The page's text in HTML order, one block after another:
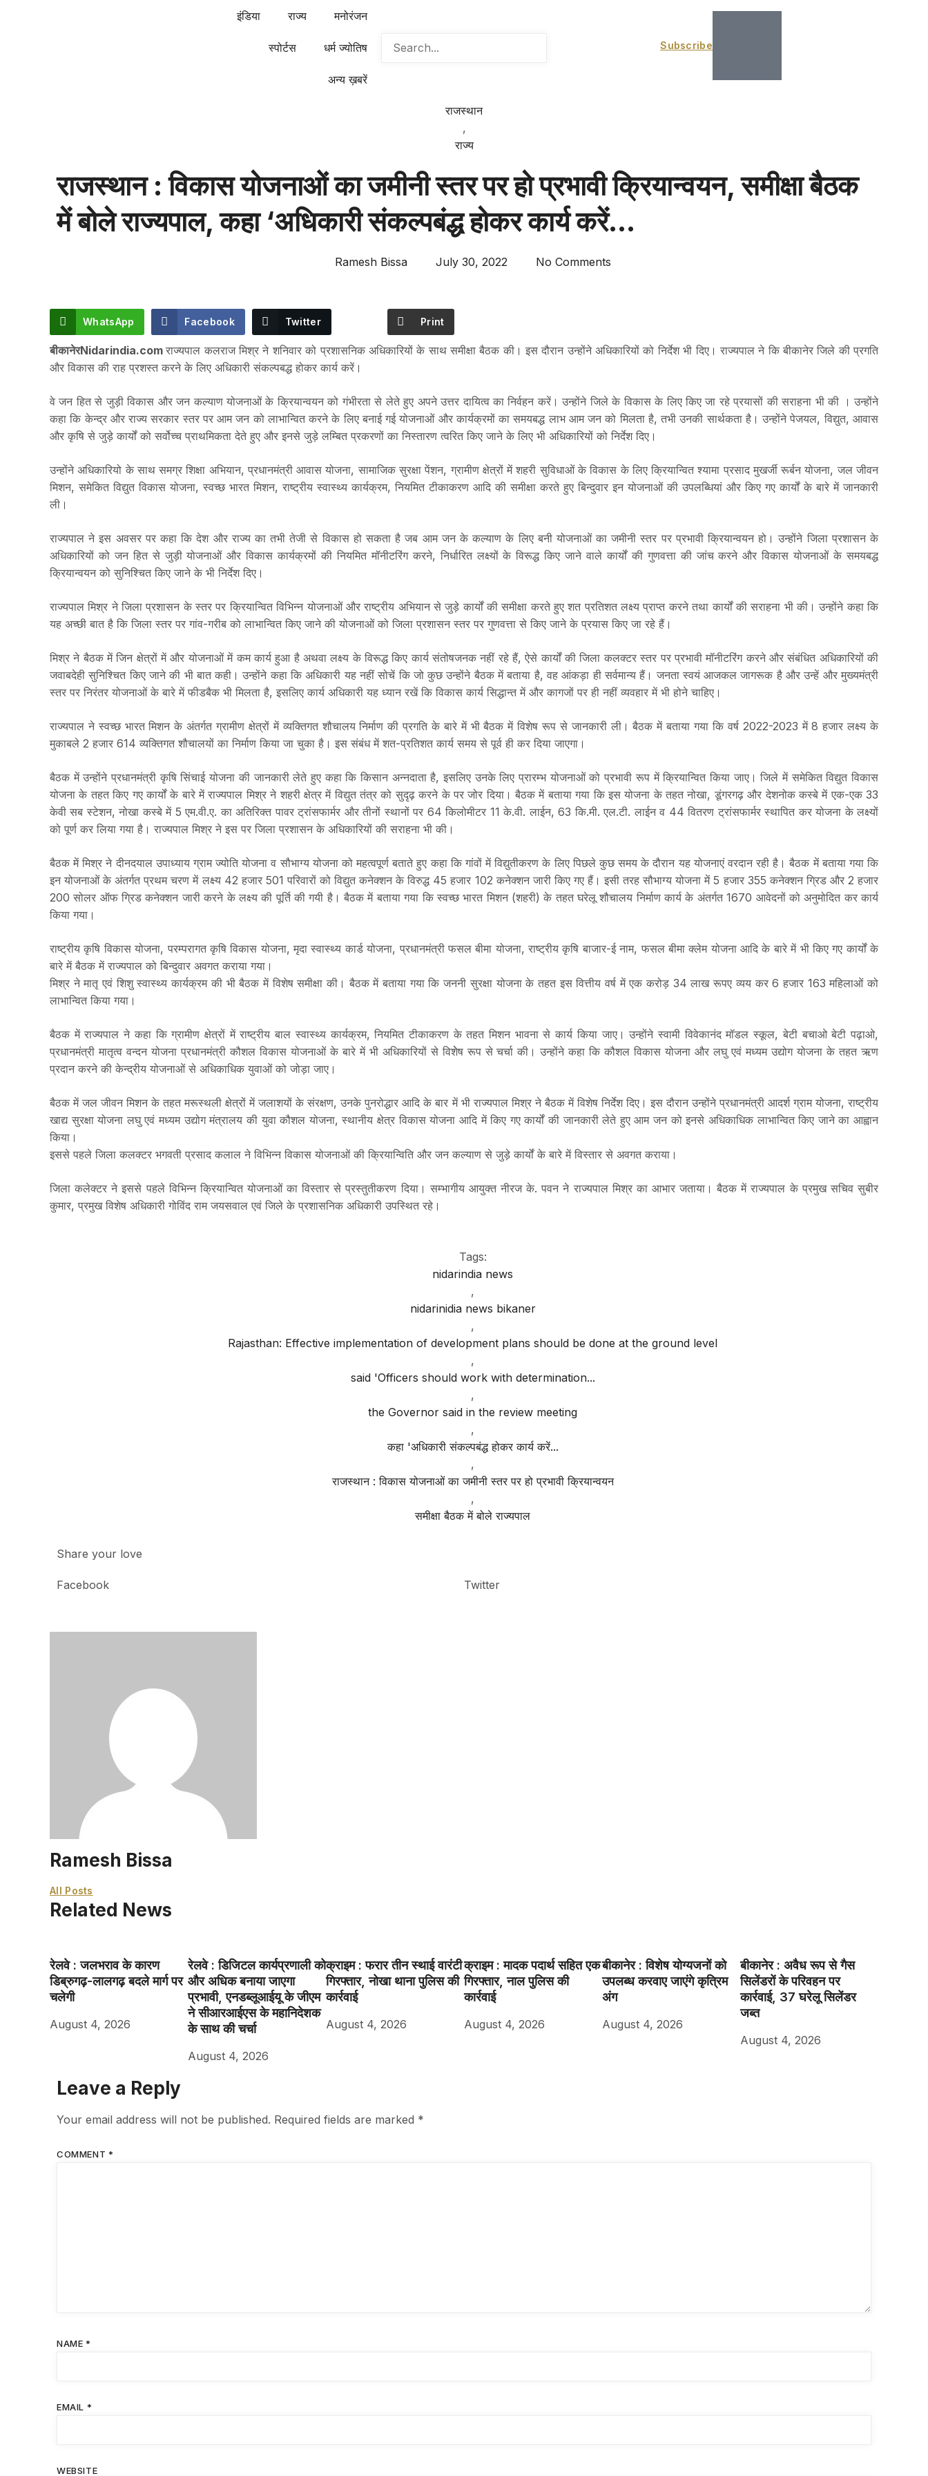
इंडिया राज्य मनोरंजन
स्पोर्टस धर्म ज्योतिष
अन्य ख़बरें
Subscribe
राजस्थान
,
राज्य
राजस्थान : विकास योजनाओं का जमीनी स्तर पर हो प्रभावी क्रियान्वयन, समीक्षा बैठक
में बोले राज्यपाल, कहा ‘अधिकारी संकल्पबंद्ध होकर कार्य करें…
Ramesh Bissa July 30, 2022 No Comments
WhatsApp Facebook Twitter Print
बीकानेरNidarindia.comराज्यपाल कलराज मिश्र ने शनिवार को प्रशासनिक अधिकारियों के साथ समीक्षा बैठक की। इस दौरान उन्होंने अधिकारियों को निर्देश भी दिए। राज्यपाल ने कि बीकानेर जिले की प्रगति
और विकास की राह प्रशस्त करने के लिए अधिकारी संकल्पबद्ध होकर कार्य करें।
वे जन हित से जुड़ी विकास और जन कल्याण योजनाओं के क्रियान्वयन को गंभीरता से लेते हुए अपने उत्तर दायित्व का निर्वहन करें। उन्होंने जिले के विकास के लिए किए जा रहे प्रयासों की सराहना भी की । उन्होंने
कहा कि केन्द्र और राज्य सरकार स्तर पर आम जन को लाभान्वित करने के लिए बनाई गई योजनाओं और कार्यक्रमों का समयबद्ध लाभ आम जन को मिलता है, तभी उनकी सार्थकता है। उन्होंने पेजयल, विद्युत, आवास
और कृषि से जुड़े कार्यों को सर्वोच्च प्राथमिकता देते हुए और इनसे जुड़े लम्बित प्रकरणों का निस्तारण त्वरित किए जाने के लिए भी अधिकारियों को निर्देश दिए।
उन्होंने अधिकारियो के साथ समग्र शिक्षा अभियान, प्रधानमंत्री आवास योजना, सामाजिक सुरक्षा पेंशन, ग्रामीण क्षेत्रों में शहरी सुविधाओं के विकास के लिए क्रियान्वित श्यामा प्रसाद मुखर्जी रूर्बन योजना, जल जीवन
मिशन, समेकित विद्युत विकास योजना, स्वच्छ भारत मिशन, राष्ट्रीय स्वास्थ्य कार्यक्रम, नियमित टीकाकरण आदि की समीक्षा करते हुए बिन्दुवार इन योजनाओं की उपलब्धियां और किए गए कार्यों के बारे में जानकारी
ली।
राज्यपाल ने इस अवसर पर कहा कि देश और राज्य का तभी तेजी से विकास हो सकता है जब आम जन के कल्याण के लिए बनी योजनाओं का जमीनी स्तर पर प्रभावी क्रियान्वयन हो। उन्होंने जिला प्रशासन के
अधिकारियों को जन हित से जुड़ी योजनाओं और विकास कार्यक्रमों की नियमित मॉनीटरिंग करने, निर्धारित लक्ष्यों के विरूद्ध किए जाने वाले कार्यों की गुणवत्ता की जांच करने और विकास योजनाओं के समयबद्ध
क्रियान्वयन को सुनिश्चित किए जाने के भी निर्देश दिए।
राज्यपाल मिश्र ने जिला प्रशासन के स्तर पर क्रियान्वित विभिन्न योजनाओं और राष्ट्रीय अभियान से जुड़े कार्यों की समीक्षा करते हुए शत प्रतिशत लक्ष्य प्राप्त करने तथा कार्यों की सराहना भी की। उन्होंने कहा कि
यह अच्छी बात है कि जिला स्तर पर गांव-गरीब को लाभान्वित किए जाने की योजनाओं को जिला प्रशासन स्तर पर गुणवत्ता से किए जाने के प्रयास किए जा रहे हैं।
मिश्र ने बैठक में जिन क्षेत्रों में और योजनाओं में कम कार्य हुआ है अथवा लक्ष्य के विरूद्ध किए कार्य संतोषजनक नहीं रहे हैं, ऐसे कार्यों की जिला कलक्टर स्तर पर प्रभावी मॉनीटरिंग करने और संबंधित अधिकारियों की
जवाबदेही सुनिश्चित किए जाने की भी बात कही। उन्होंने कहा कि अधिकारी यह नहीं सोचें कि जो कुछ उन्होंने बैठक में बताया है, वह आंकड़ा ही सर्वमान्य हैं। जनता स्वयं आजकल जागरूक है और उन्हें और मुख्यमंत्री
स्तर पर निरंतर योजनाओं के बारे में फीडबैक भी मिलता है, इसलिए कार्य अधिकारी यह ध्यान रखें कि विकास कार्य सिद्धान्त में और कागजों पर ही नहीं व्यवहार में भी होने चाहिए।
राज्यपाल ने स्वच्छ भारत मिशन के अंतर्गत ग्रामीण क्षेत्रों में व्यक्तिगत शौचालय निर्माण की प्रगति के बारे में भी बैठक में विशेष रूप से जानकारी ली। बैठक में बताया गया कि वर्ष 2022-2023 में 8 हजार लक्ष्य के
मुकाबले 2 हजार 614 व्यक्तिगत शौचालयों का निर्माण किया जा चुका है। इस संबंध में शत-प्रतिशत कार्य समय से पूर्व ही कर दिया जाएगा।
बैठक में उन्होंने प्रधानमंत्री कृषि सिंचाई योजना की जानकारी लेते हुए कहा कि किसान अन्नदाता है, इसलिए उनके लिए प्रारम्भ योजनाओं को प्रभावी रूप में क्रियान्वित किया जाए। जिले में समेकित विद्युत विकास
योजना के तहत किए गए कार्यों के बारे में राज्यपाल मिश्र ने शहरी क्षेत्र में विद्युत तंत्र को सुदृढ़ करने के पर जोर दिया। बैठक में बताया गया कि इस योजना के तहत नोखा, डूंगरगढ़ और देशनोक कस्बे में एक-एक 33
केवी सब स्टेशन, नोखा कस्बे में 5 एम.वी.ए. का अतिरिक्त पावर ट्रांसफार्मर और तीनों स्थानों पर 64 किलोमीटर 11 के.वी. लाईन, 63 कि.मी. एल.टी. लाईन व 44 वितरण ट्रांसफार्मर स्थापित कर योजना के लक्ष्यों
को पूर्ण कर लिया गया है। राज्यपाल मिश्र ने इस पर जिला प्रशासन के अधिकारियों की सराहना भी की।
बैठक में मिश्र ने दीनदयाल उपाध्याय ग्राम ज्योति योजना व सौभाग्य योजना को महत्वपूर्ण बताते हुए कहा कि गांवों में विद्युतीकरण के लिए पिछले कुछ समय के दौरान यह योजनाएं वरदान रही है। बैठक में बताया गया कि
इन योजनाओं के अंतर्गत प्रथम चरण में लक्ष्य 42 हजार 501 परिवारों को विद्युत कनेक्शन के विरुद्ध 45 हजार 102 कनेक्शन जारी किए गए हैं। इसी तरह सौभाग्य योजना में 5 हजार 355 कनेक्शन ग्रिड और 2 हजार
200 सोलर ऑफ ग्रिड कनेक्शन जारी करने के लक्ष्य की पूर्ति की गयी है। बैठक में बताया गया कि स्वच्छ भारत मिशन (शहरी) के तहत घरेलू शौचालय निर्माण कार्य के अंतर्गत 1670 आवेदनों को अनुमोदित कर कार्य
किया गया।
राष्ट्रीय कृषि विकास योजना, परम्परागत कृषि विकास योजना, मृदा स्वास्थ्य कार्ड योजना, प्रधानमंत्री फसल बीमा योजना, राष्ट्रीय कृषि बाजार-ई नाम, फसल बीमा क्लेम योजना आदि के बारे में भी किए गए कार्यों के
बारे में बैठक में राज्यपाल को बिन्दुवार अवगत कराया गया।
मिश्र ने मातृ एवं शिशु स्वास्थ्य कार्यक्रम की भी बैठक में विशेष समीक्षा की। बैठक में बताया गया कि जननी सुरक्षा योजना के तहत इस वित्तीय वर्ष में एक करोड़ 34 लाख रूपए व्यय कर 6 हजार 163 महिलाओं को
लाभान्वित किया गया।
बैठक में राज्यपाल ने कहा कि ग्रामीण क्षेत्रों में राष्ट्रीय बाल स्वास्थ्य कार्यक्रम, नियमित टीकाकरण के तहत मिशन भावना से कार्य किया जाए। उन्होंने स्वामी विवेकानंद मॉडल स्कूल, बेटी बचाओ बेटी पढ़ाओ,
प्रधानमंत्री मातृत्व वन्दन योजना प्रधानमंत्री कौशल विकास योजनाओं के बारे में भी अधिकारियों से विशेेष रूप से चर्चा की। उन्होंने कहा कि कौशल विकास योजना और लघु एवं मध्यम उद्योग योजना के तहत ऋण
प्रदान करने की केन्द्रीय योजनाओं से अधिकाधिक युवाओं को जोड़ा जाए।
बैठक में जल जीवन मिशन के तहत मरूस्थली क्षेत्रों में जलाशयों के संरक्षण, उनके पुनरोद्धार आदि के बार में भी राज्यपाल मिश्र ने बैठक में विशेष निर्देश दिए। इस दौरान उन्होंने प्रधानमंत्री आदर्श ग्राम योजना, राष्ट्रीय
खाद्य सुरक्षा योजना लघु एवं मध्यम उद्योग मंत्रालय की युवा कौशल योजना, स्थानीय क्षेत्र विकास योजना आदि में किए गए कार्यों की जानकारी लेते हुए आम जन को इनसे अधिकाधिक लाभान्वित किए जाने का आह्वान
किया।
इससे पहले जिला कलक्टर भगवती प्रसाद कलाल ने विभिन्न विकास योजनाओं की क्रियान्विति और जन कल्याण से जुड़े कार्यों के बारे में विस्तार से अवगत कराया।
जिला कलेक्टर ने इससे पहले विभिन्न क्रियान्वित योजनाओं का विस्तार से प्रस्तुतीकरण दिया। सम्भागीय आयुक्त नीरज के. पवन ने राज्यपाल मिश्र का आभार जताया। बैठक में राज्यपाल के प्रमुख सचिव सुबीर
कुमार, प्रमुख विशेष अधिकारी गोविंद राम जयसवाल एवं जिले के प्रशासनिक अधिकारी उपस्थित रहे।
Tags:
nidarindia news
,
nidarinidia news bikaner
,
Rajasthan: Effective implementation of development plans should be done at the ground level
,
said 'Officers should work with determination...
,
the Governor said in the review meeting
,
कहा 'अधिकारी संकल्पबंद्ध होकर कार्य करें...
,
राजस्थान : विकास योजनाओं का जमीनी स्तर पर हो प्रभावी क्रियान्वयन
,
समीक्षा बैठक में बोले राज्यपाल
Share your love
Facebook Twitter
Ramesh Bissa
All Posts
Related News
रेलवे : जलभराव के कारण
डिब्रुगढ़-लालगढ़ बदले मार्ग पर
चलेगी
August 4, 2026
रेलवे : डिजिटल कार्यप्रणाली को
और अधिक बनाया जाएगा
प्रभावी, एनडब्लूआईयू के जीएम
ने सीआरआईएस के महानिदेशक
के साथ की चर्चा
August 4, 2026
क्राइम : फरार तीन स्थाई वारंटी
गिरफ्तार, नोखा थाना पुलिस की
कार्रवाई
August 4, 2026
क्राइम : मादक पदार्थ सहित एक
गिरफ्तार, नाल पुलिस की
कार्रवाई
August 4, 2026
बीकानेर : विशेष योग्यजनों को
उपलब्ध करवाए जाएंगे कृत्रिम
अंग
August 4, 2026
बीकानेर : अवैध रूप से गैस
सिलेंडरों के परिवहन पर
कार्रवाई, 37 घरेलू सिलेंडर
जब्त
August 4, 2026
Leave a Reply
Your email address will not be published. Required fields are marked *
COMMENT *
NAME *
EMAIL *
WEBSITE